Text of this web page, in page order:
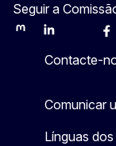
Seguir a
MastodonLinkedInBluesky
Contacte-
Comunicar
Línguas